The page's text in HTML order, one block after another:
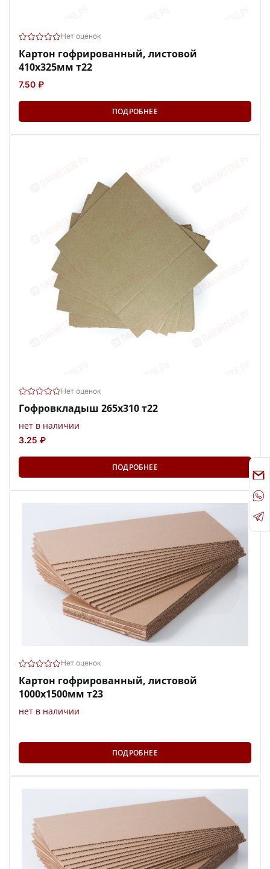
Нет оценок
Картон гофрированный, листовой
410х325мм т22
7.50 ₽
ПОДРОБНЕЕ
Нет оценок
Гофровкладыш 265х310 т22
нет в наличии
3.25 ₽
ПОДРОБНЕЕ
Нет оценок
Картон гофрированный, листовой
1000х1500мм т23
нет в наличии
ПОДРОБНЕЕ